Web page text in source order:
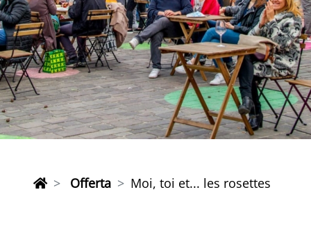
Offerta Moi, toi et... les rosettes